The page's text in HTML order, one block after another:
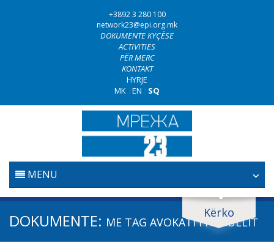
+3892 3 280 100
network23@epi.org.mk
DOKUMENTE KYÇËSE
ACTIVITIES
PËR MERC
KONTAKT
HYRJE
MK |EN | SQ
MENU
FILLESTARE
Kërko
Kërko dokumente
DOKUMENTE: ME TAG AVOKATI I POPULLIT